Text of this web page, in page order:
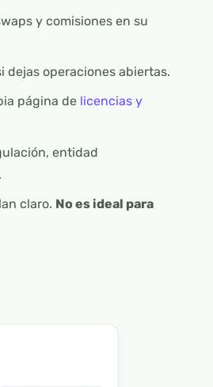
y comisiones en su
dejas operaciones abiertas.
página de licencias y
entidad
claro. No es ideal para